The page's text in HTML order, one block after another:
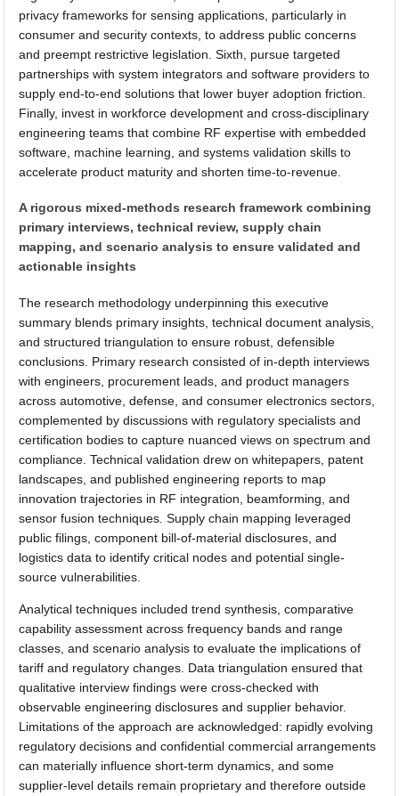
privacy frameworks for sensing applications, particularly in
consumer and security contexts, to address public concerns
and preempt restrictive legislation. Sixth, pursue targeted
partnerships with system integrators and software providers to
supply end-to-end solutions that lower buyer adoption friction.
Finally, invest in workforce development and cross-disciplinary
engineering teams that combine RF expertise with embedded
software, machine learning, and systems validation skills to
accelerate product maturity and shorten time-to-revenue.
A rigorous mixed-methods research framework combining
primary interviews, technical review, supply chain
mapping, and scenario analysis to ensure validated and
actionable insights
The research methodology underpinning this executive
summary blends primary insights, technical document analysis,
and structured triangulation to ensure robust, defensible
conclusions. Primary research consisted of in-depth interviews
with engineers, procurement leads, and product managers
across automotive, defense, and consumer electronics sectors,
complemented by discussions with regulatory specialists and
certification bodies to capture nuanced views on spectrum and
compliance. Technical validation drew on whitepapers, patent
landscapes, and published engineering reports to map
innovation trajectories in RF integration, beamforming, and
sensor fusion techniques. Supply chain mapping leveraged
public filings, component bill-of-material disclosures, and
logistics data to identify critical nodes and potential single-
source vulnerabilities.
Analytical techniques included trend synthesis, comparative
capability assessment across frequency bands and range
classes, and scenario analysis to evaluate the implications of
tariff and regulatory changes. Data triangulation ensured that
qualitative interview findings were cross-checked with
observable engineering disclosures and supplier behavior.
Limitations of the approach are acknowledged: rapidly evolving
regulatory decisions and confidential commercial arrangements
can materially influence short-term dynamics, and some
supplier-level details remain proprietary and therefore outside